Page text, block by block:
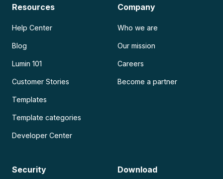
Resources
Help Center
Blog
Lumin 101
Customer Stories
Templates
Template categories
Developer Center
Company
Who we are
Our mission
Careers
Become a partner
Security Download